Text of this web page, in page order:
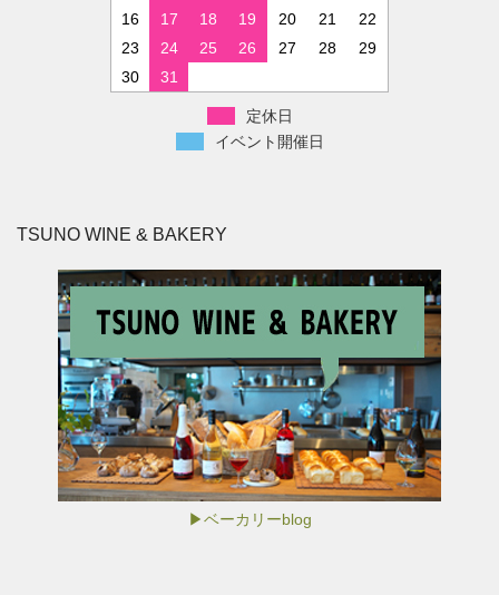
16
17 18 19 20 21
22
23
24 25 26 27 28
29
30
31
定休日
イベント開催日
TSUNO WINE & BAKERY
▶ベーカリーblog